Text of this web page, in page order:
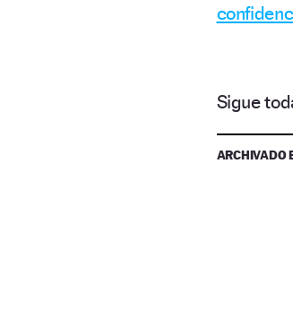
Sigue
ARCHIVADO